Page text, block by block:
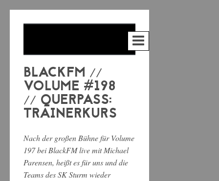
BLACKFM //
VOLUME #198
// QUERPASS:
TRAINERKURS
Nach der großen Bühne für Volume
197 bei BlackFM live mit Michael
Parensen, heißt es für uns und die
Teams des SK Sturm wieder